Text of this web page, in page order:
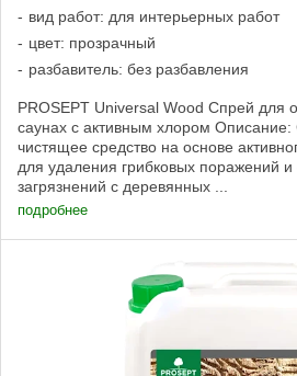
вид работ: для интерьерных работ
цвет: прозрачный
разбавитель: без разбавления
PROSEPT Universal Wood Спрей для
саунах с активным хлором
чистящее средство на основе
для удаления грибковых поражений и
загрязнений с деревянных ...
подробнее